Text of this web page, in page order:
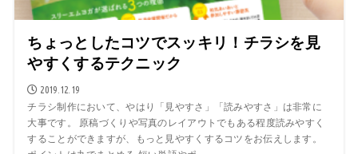
ちょっとしたコツでスッキリ！チラシを見
やすくするテクニック
2019.12.19
チラシ制作において、やはり「見やすさ」「読みやすさ」は非常に
大事です。 原稿づくりや写真のレイアウトでもある程度読みやすく
することができますが、もっと見やすくするコツをお伝えします。